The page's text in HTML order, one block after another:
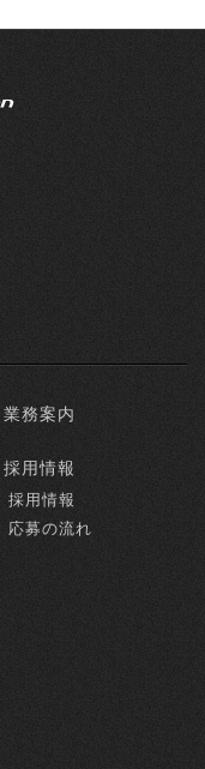
業務案内
採用情報
採用情報
応募の流れ